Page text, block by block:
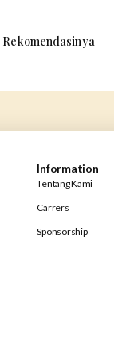
Information
Tentang Kami
Carrers
Sponsorship